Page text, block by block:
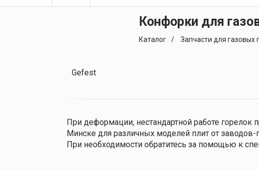
Конфорки для
Каталог Запчасти для газовых
Gefest
При деформации, нестандартной работе
Минске для различных моделей плит от
При необходимости обратитесь за помощью к